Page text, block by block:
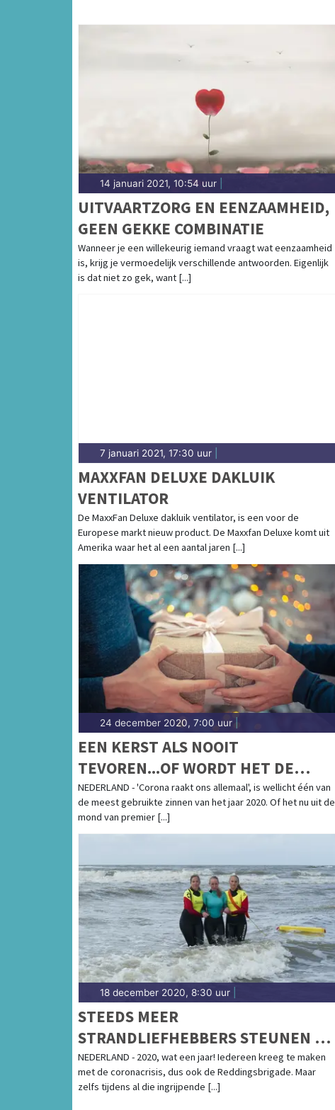
14 januari 2021, 10:54 uur
UITVAARTZORG EN EENZAAMHEID,
GEEN GEKKE COMBINATIE
Wanneer je een willekeurig iemand vraagt wat eenzaamheid
is, krijg je vermoedelijk verschillende antwoorden. Eigenlijk
is dat niet zo gek, want [...]
7 januari 2021, 17:30 uur
MAXXFAN DELUXE DAKLUIK
VENTILATOR
De MaxxFan Deluxe dakluik ventilator, is een voor de
Europese markt nieuw product. De Maxxfan Deluxe komt uit
Amerika waar het al een aantal jaren [...]
24 december 2020, 7:00 uur
EEN KERST ALS NOOIT
TEVOREN...OF WORDT HET DE
MEEST GEDENKWAARDIGE KERST
OOIT?
NEDERLAND - 'Corona raakt ons allemaal', is wellicht één van
de meest gebruikte zinnen van het jaar 2020. Of het nu uit de
mond van premier [...]
18 december 2020, 8:30 uur
STEEDS MEER
STRANDLIEFHEBBERS STEUNEN DE
REDDINGSBRIGADE
NEDERLAND - 2020, wat een jaar! Iedereen kreeg te maken
met de coronacrisis, dus ook de Reddingsbrigade. Maar
zelfs tijdens al die ingrijpende [...]